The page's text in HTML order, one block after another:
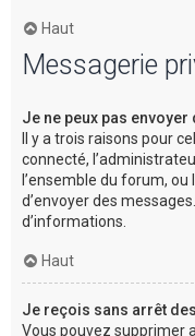
Haut
Messagerie
Je ne peux pas
Il y a trois raisons pour
connecté,
l’ensemble du forum,
d’envoyer des
d’informations.
Haut
Je reçois sans arrêt
Vous pouvez supprimer